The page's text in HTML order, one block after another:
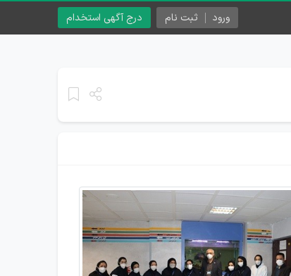
درج آگهی استخدام ورود ثبت نام